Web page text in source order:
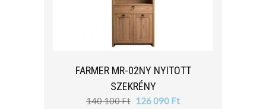
FARMER MR-02NY NYITOTT
SZEKRÉNY
140 100 Ft 126 090 Ft